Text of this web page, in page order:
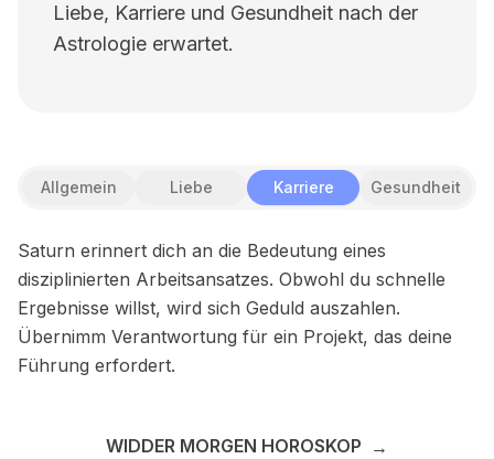
Liebe, Karriere und Gesundheit nach der
Astrologie erwartet.
Allgemein Liebe Karriere Gesundheit
Saturn erinnert dich an die Bedeutung eines
disziplinierten Arbeitsansatzes. Obwohl du schnelle
Ergebnisse willst, wird sich Geduld auszahlen.
Übernimm Verantwortung für ein Projekt, das deine
Führung erfordert.
WIDDER MORGEN HOROSKOP →